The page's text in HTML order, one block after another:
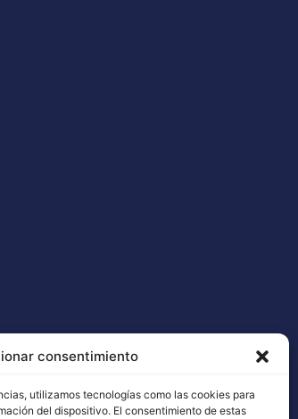
consentimiento
utilizamos tecnologías como las cookies para
del dispositivo. El consentimiento de estas